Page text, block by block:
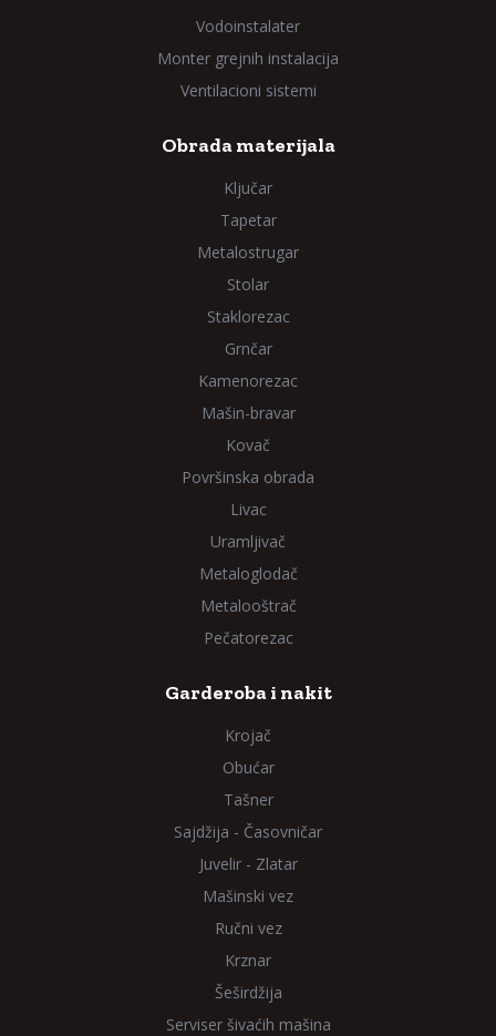
Vodoinstalater
Monter grejnih instalacija
Ventilacioni sistemi
Obrada materijala
Ključar
Tapetar
Metalostrugar
Stolar
Staklorezac
Grnčar
Kamenorezac
Mašin-bravar
Kovač
Površinska obrada
Livac
Uramljivač
Metaloglodač
Metalooštrač
Pečatorezac
Garderoba i nakit
Krojač
Obućar
Tašner
Sajdžija - Časovničar
Juvelir - Zlatar
Mašinski vez
Ručni vez
Krznar
Šeširdžija
Serviser šivaćih mašina